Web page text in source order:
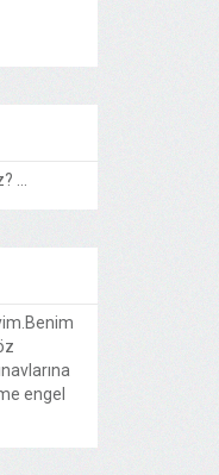
...
engel